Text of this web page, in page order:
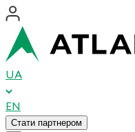
UA
EN
Стати партнером